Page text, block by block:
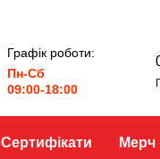
Графік роботи:
Пн-Сб
09:00-18:00
Сертифікати Мерч